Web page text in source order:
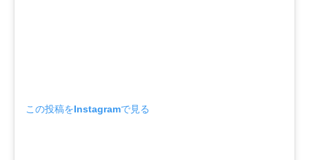
この投稿をInstagramで見る